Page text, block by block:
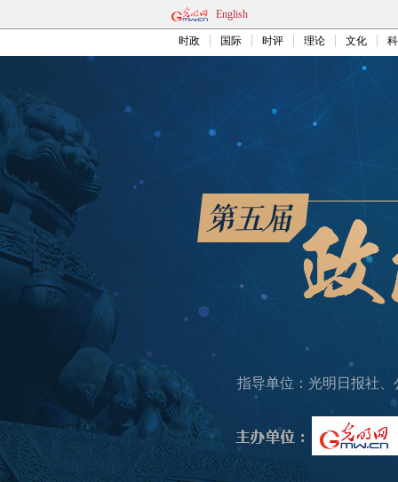
English
时政 国际 时评 理论 文化
指导单位：光明日报社